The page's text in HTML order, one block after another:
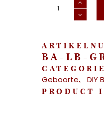
Ballon
73cm
BA-LB-
Geboorte, DIY
PRODUCT